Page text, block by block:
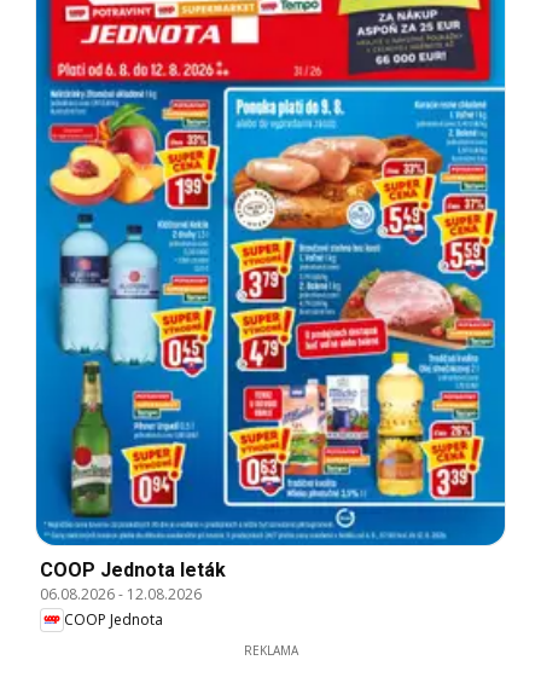
COOP Jednota leták
06.08.2026- 12.08.2026
COOP Jednota
REKLAMA